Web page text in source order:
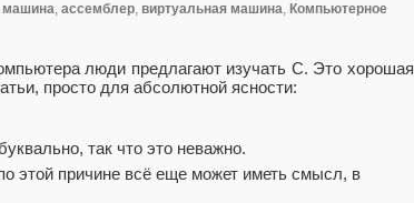
машина, ассемблер, виртуальная машина, Компьютерное
люди предлагают изучать C. Это хорошая
просто для абсолютной ясности:
так что это неважно.
этой причине всё еще может иметь смысл, в